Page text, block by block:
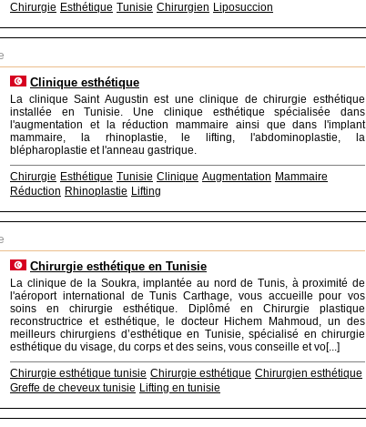
Chirurgie Esthétique Tunisie Chirurgien Liposuccion
Clinique esthétique
La clinique Saint Augustin est une clinique de chirurgie esthétique
installée en Tunisie. Une clinique esthétique spécialisée dans
l'augmentation et la réduction mammaire ainsi que dans l'implant
mammaire, la rhinoplastie, le lifting, l'abdominoplastie, la
blépharoplastie et l'anneau gastrique.
Chirurgie Esthétique Tunisie Clinique Augmentation Mammaire
Réduction Rhinoplastie Lifting
Chirurgie esthétique en Tunisie
La clinique de la Soukra, implantée au nord de Tunis, à proximité de
l'aéroport international de Tunis Carthage, vous accueille pour vos
soins en chirurgie esthétique. Diplômé en Chirurgie plastique
reconstructrice et esthétique, le docteur Hichem Mahmoud, un des
meilleurs chirurgiens d’esthétique en Tunisie, spécialisé en chirurgie
esthétique du visage, du corps et des seins, vous conseille et vo[...]
Chirurgie esthétique tunisie Chirurgie esthétique Chirurgien esthétique
Greffe de cheveux tunisie Lifting en tunisie